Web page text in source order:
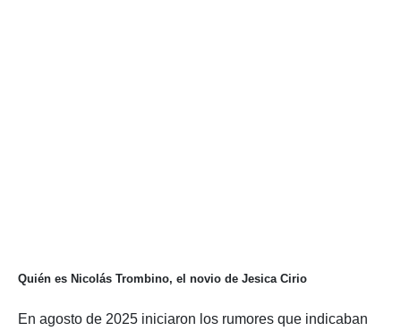
Quién es Nicolás Trombino, el novio de Jesica Cirio
En agosto de 2025 iniciaron los rumores que indicaban